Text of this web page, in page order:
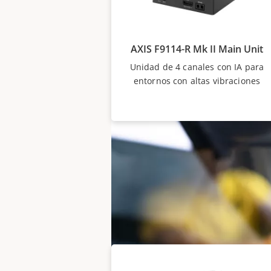
VER LA LISTA DE REPRODUCCIÓN
AXIS F9114-R Mk II Main Unit
Unidad de 4 canales con IA para
entornos con altas vibraciones
Unidades de sensor